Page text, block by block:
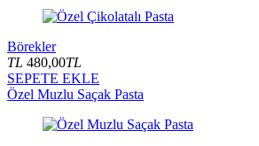
Börekler
TL 480,00TL
SEPETE EKLE
Özel Muzlu Saçak Pasta